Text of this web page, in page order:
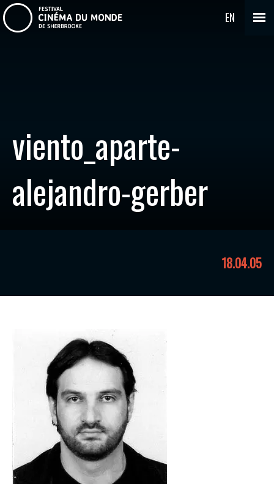
EN
viento_aparte-
alejandro-gerber
18.04.05